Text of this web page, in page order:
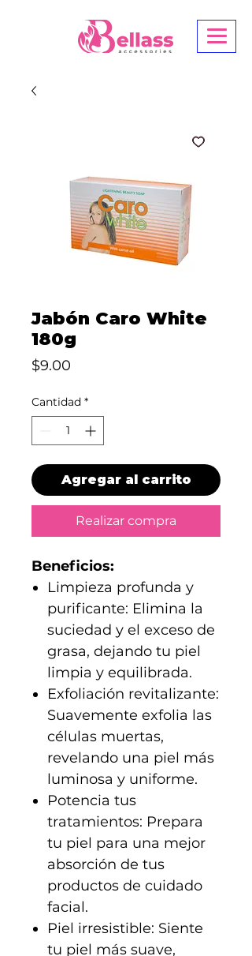
Jabón Caro White
180g
$9.00
Cantidad *
Agregar al carrito
Realizar compra
Beneficios:
Limpieza profunda y
purificante: Elimina la
suciedad y el exceso de
grasa, dejando tu piel
limpia y equilibrada.
Exfoliación revitalizante:
Suavemente exfolia las
células muertas,
revelando una piel más
luminosa y uniforme.
Potencia tus
tratamientos: Prepara
tu piel para una mejor
absorción de tus
productos de cuidado
facial.
Piel irresistible: Siente
tu piel más suave,